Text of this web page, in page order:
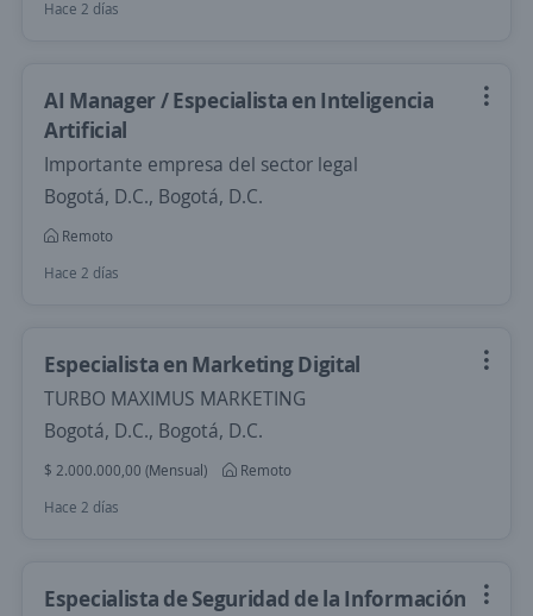
Hace 2 días
AI Manager / Especialista en Inteligencia
Artificial
Importante empresa del sector legal
Bogotá, D.C., Bogotá, D.C.
Remoto
Hace 2 días
Especialista en Marketing Digital
TURBO MAXIMUS MARKETING
Bogotá, D.C., Bogotá, D.C.
$ 2.000.000,00 (Mensual)
Remoto
Hace 2 días
Especialista de Seguridad de la Información